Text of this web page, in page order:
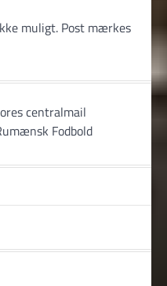
muligt. Post mærkes
centralmail
Fodbold